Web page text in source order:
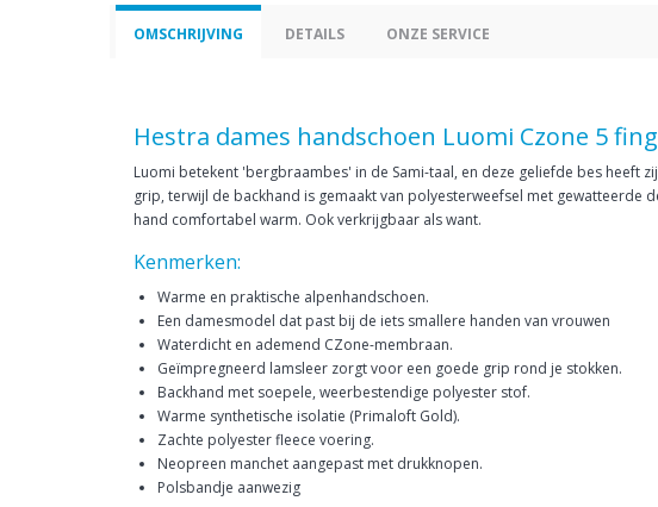
OMSCHRIJVING DETAILS ONZE SERVICE
Hestra dames handschoen Luomi Czone 5
Luomi betekent 'bergbraambes' in de Sami-taal, en deze geliefde bes heeft
grip, terwijl de backhand is gemaakt van polyesterweefsel met gewatteerde
hand comfortabel warm. Ook verkrijgbaar als want.
Kenmerken:
Warme en praktische alpenhandschoen.
Een damesmodel dat past bij de iets smallere handen van vrouwen
Waterdicht en ademend CZone-membraan.
Geïmpregneerd lamsleer zorgt voor een goede grip rond je stokken.
Backhand met soepele, weerbestendige polyester stof.
Warme synthetische isolatie (Primaloft Gold).
Zachte polyester fleece voering.
Neopreen manchet aangepast met drukknopen.
Polsbandje aanwezig